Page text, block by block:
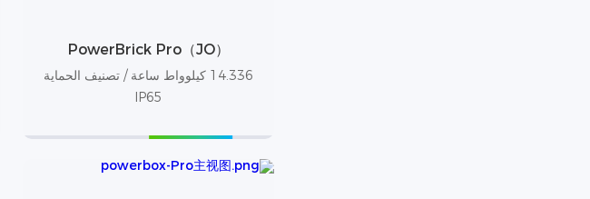
PowerBrick Pro（JO）
14.336 كيلوواط ساعة / تصنيف الحماية
IP65